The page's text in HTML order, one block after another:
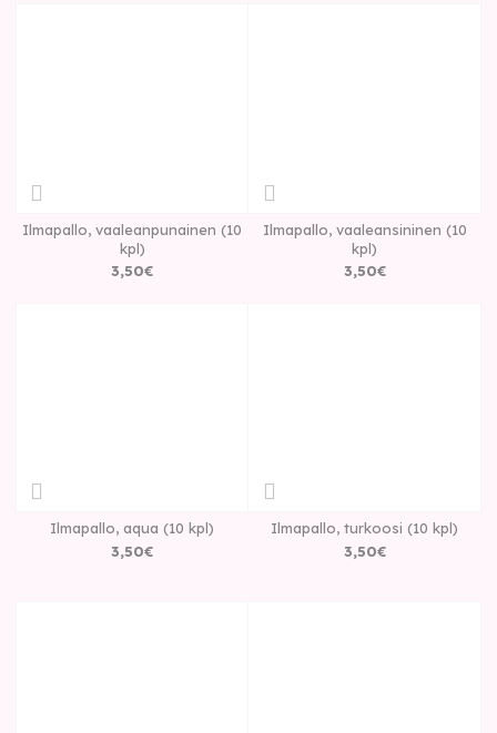
Ilmapallo, vaaleanpunainen (10
kpl)
3,50€
Ilmapallo, vaaleansininen (10
kpl)
3,50€
Ilmapallo, aqua (10 kpl)
3,50€
Ilmapallo, turkoosi (10 kpl)
3,50€